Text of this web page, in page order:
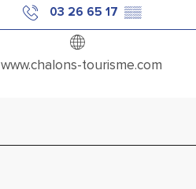
03 26 65 17 ▒▒
www.chalons-tourisme.com